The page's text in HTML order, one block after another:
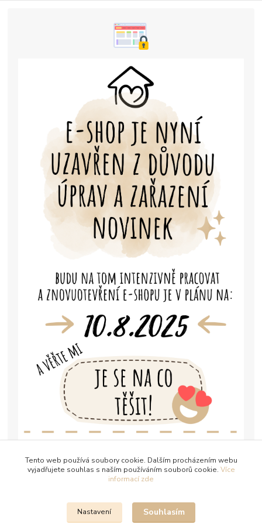
Tento web používá soubory cookie. Dalším procházením webu
vyjadřujete souhlas s naším používáním souborů cookie. Více
informací zde
Nastavení Souhlasím